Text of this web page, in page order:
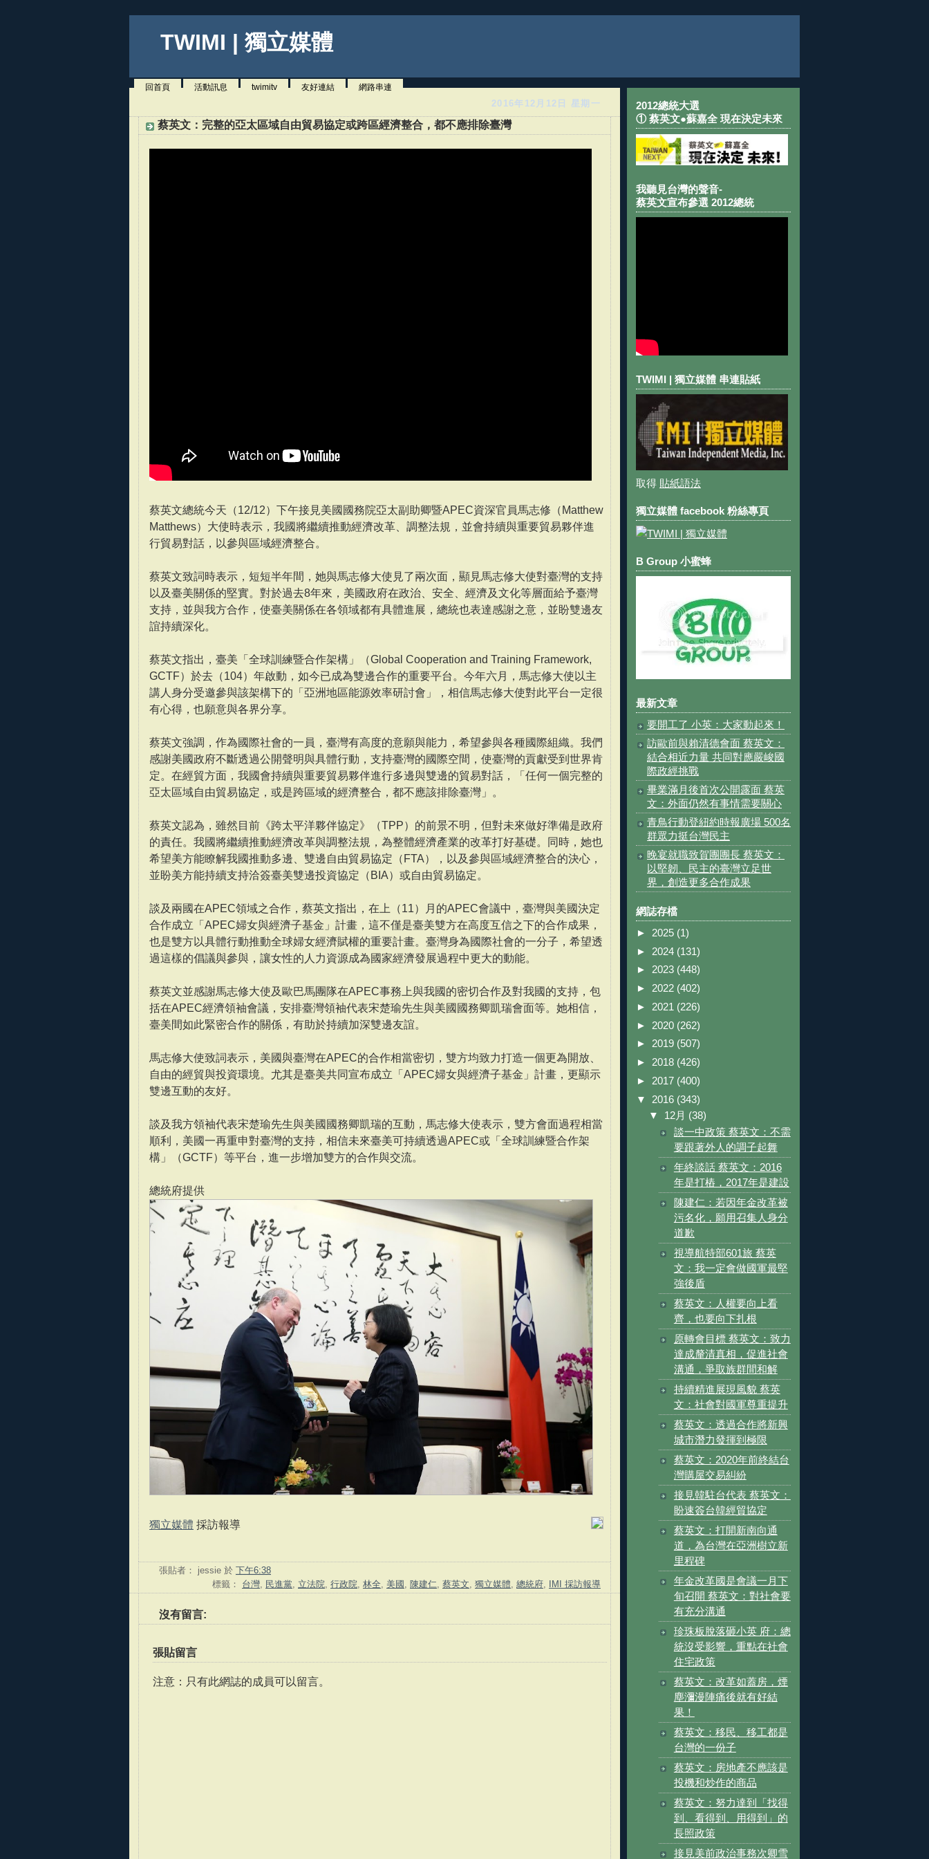
TWIMI | 獨立媒體
回首頁 活動訊息 twimitv 友好連結 網路串連
2016年12月12日 星期一
蔡英文：完整的亞太區域自由貿易協定或跨區經濟整合，都不應排除臺灣
蔡英文總統今天（12/12）下午接見美國國務院亞太副助卿暨APEC資深官員馬志修（Matthew
Matthews）大使時表示，我國將繼續推動經濟改革、調整法規，並會持續與重要貿易夥伴進
行貿易對話，以參與區域經濟整合。
蔡英文致詞時表示，短短半年間，她與馬志修大使見了兩次面，顯見馬志修大使對臺灣的支持
以及臺美關係的堅實。對於過去8年來，美國政府在政治、安全、經濟及文化等層面給予臺灣
支持，並與我方合作，使臺美關係在各領域都有具體進展，總統也表達感謝之意，並盼雙邊友
誼持續深化。
蔡英文指出，臺美「全球訓練暨合作架構」（Global Cooperation and Training Framework,
GCTF）於去（104）年啟動，如今已成為雙邊合作的重要平台。今年六月，馬志修大使以主
講人身分受邀參與該架構下的「亞洲地區能源效率研討會」，相信馬志修大使對此平台一定很
有心得，也願意與各界分享。
蔡英文強調，作為國際社會的一員，臺灣有高度的意願與能力，希望參與各種國際組織。我們
感謝美國政府不斷透過公開聲明與具體行動，支持臺灣的國際空間，使臺灣的貢獻受到世界肯
定。在經貿方面，我國會持續與重要貿易夥伴進行多邊與雙邊的貿易對話，「任何一個完整的
亞太區域自由貿易協定，或是跨區域的經濟整合，都不應該排除臺灣」。
蔡英文認為，雖然目前《跨太平洋夥伴協定》（TPP）的前景不明，但對未來做好準備是政府
的責任。我國將繼續推動經濟改革與調整法規，為整體經濟產業的改革打好基礎。同時，她也
希望美方能瞭解我國推動多邊、雙邊自由貿易協定（FTA），以及參與區域經濟整合的決心，
並盼美方能持續支持洽簽臺美雙邊投資協定（BIA）或自由貿易協定。
談及兩國在APEC領域之合作，蔡英文指出，在上（11）月的APEC會議中，臺灣與美國決定
合作成立「APEC婦女與經濟子基金」計畫，這不僅是臺美雙方在高度互信之下的合作成果，
也是雙方以具體行動推動全球婦女經濟賦權的重要計畫。臺灣身為國際社會的一分子，希望透
過這樣的倡議與參與，讓女性的人力資源成為國家經濟發展過程中更大的動能。
蔡英文並感謝馬志修大使及歐巴馬團隊在APEC事務上與我國的密切合作及對我國的支持，包
括在APEC經濟領袖會議，安排臺灣領袖代表宋楚瑜先生與美國國務卿凱瑞會面等。她相信，
臺美間如此緊密合作的關係，有助於持續加深雙邊友誼。
馬志修大使致詞表示，美國與臺灣在APEC的合作相當密切，雙方均致力打造一個更為開放、
自由的經貿與投資環境。尤其是臺美共同宣布成立「APEC婦女與經濟子基金」計畫，更顯示
雙邊互動的友好。
談及我方領袖代表宋楚瑜先生與美國國務卿凱瑞的互動，馬志修大使表示，雙方會面過程相當
順利，美國一再重申對臺灣的支持，相信未來臺美可持續透過APEC或「全球訓練暨合作架
構」（GCTF）等平台，進一步增加雙方的合作與交流。
總統府提供
獨立媒體 採訪報導
張貼者： jessie 於 下午6:38
標籤： 台灣 民進黨 立法院 行政院 林全 美國 陳建仁 蔡英文 獨立媒體 總統府 IMI 採訪報導
沒有留言:
張貼留言
注意：只有此網誌的成員可以留言。
2012總統大選
① 蔡英文●蘇嘉全 現在決定未來
我聽見台灣的聲音-
蔡英文宣布參選 2012總統
TWIMI | 獨立媒體 串連貼紙
取得 貼紙語法
獨立媒體 facebook 粉絲專頁
B Group 小蜜蜂
最新文章
要開工了 小英：大家動起來！
訪歐前與賴清德會面 蔡英文：
結合相近力量 共同對應嚴峻國
際政經挑戰
畢業滿月後首次公開露面 蔡英
文：外面仍然有事情需要關心
青鳥行動登紐約時報廣場 500名
群眾力挺台灣民主
晚宴就職致賀團團長 蔡英文：
以堅韌、民主的臺灣立足世
界，創造更多合作成果
網誌存檔
► 2025 (1)
► 2024 (131)
► 2023 (448)
► 2022 (402)
► 2021 (226)
► 2020 (262)
► 2019 (507)
► 2018 (426)
► 2017 (400)
▼ 2016 (343)
▼ 12月 (38)
談一中政策 蔡英文：不需
要跟著外人的調子起舞
年終談話 蔡英文：2016
年是打樁，2017年是建設
陳建仁：若因年金改革被
污名化，願用召集人身分
道歉
視導航特部601旅 蔡英
文：我一定會做國軍最堅
強後盾
蔡英文：人權要向上看
齊，也要向下扎根
原轉會目標 蔡英文：致力
達成釐清真相，促進社會
溝通，爭取族群間和解
持續精進展現風貌 蔡英
文：社會對國軍尊重提升
蔡英文：透過合作將新興
城市潛力發揮到極限
蔡英文：2020年前終結台
灣購屋交易糾紛
接見韓駐台代表 蔡英文：
盼速簽台韓經貿協定
蔡英文：打開新南向通
道，為台灣在亞洲樹立新
里程碑
年金改革國是會議一月下
旬召開 蔡英文：對社會要
有充分溝通
珍珠板脫落砸小英 府：總
統沒受影響，重點在社會
住宅政策
蔡英文：改革如蓋房，煙
塵瀰漫陣痛後就有好結
果！
蔡英文：移民、移工都是
台灣的一份子
蔡英文：房地產不應該是
投機和炒作的商品
蔡英文：努力達到「找得
到、看得到、用得到」的
長照政策
接見美前政治事務次卿雪